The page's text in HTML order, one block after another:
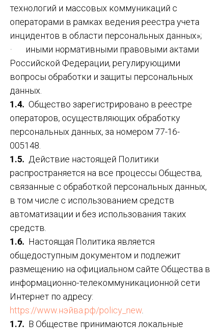
технологий и массовых коммуникаций с
операторами в рамках ведения реестра учета
инцидентов в области персональных данных»;
· иными нормативными правовыми актами
Российской Федерации, регулирующими
вопросы обработки и защиты персональных
данных.
1.4. Общество зарегистрировано в реестре
операторов, осуществляющих обработку
персональных данных, за номером 77-16-
005148.
1.5. Действие настоящей Политики
распространяется на все процессы Общества,
связанные с обработкой персональных данных,
в том числе с использованием средств
автоматизации и без использования таких
средств.
1.6. Настоящая Политика является
общедоступным документом и подлежит
размещению на официальном сайте Общества в
информационно-телекоммуникационной сети
Интернет по адресу:
https://www.нэйва.рф/policy_new
1.7. В Обществе принимаются локальные